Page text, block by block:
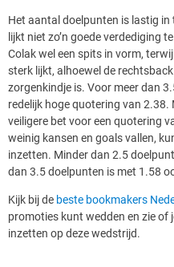
Het aantal doelpunten is lastig
lijkt niet zo’n goede verdediging
Colak wel een spits in vorm,
sterk lijkt, alhoewel de
zorgenkindje is. Voor meer dan
redelijk hoge quotering van 2.38.
veiligere bet voor een quotering
weinig kansen en goals vallen,
inzetten. Minder dan 2.5
dan 3.5 doelpunten is met 1.58
Kijk bij de beste bookmakers
promoties kunt wedden en zie of
inzetten op deze wedstrijd.